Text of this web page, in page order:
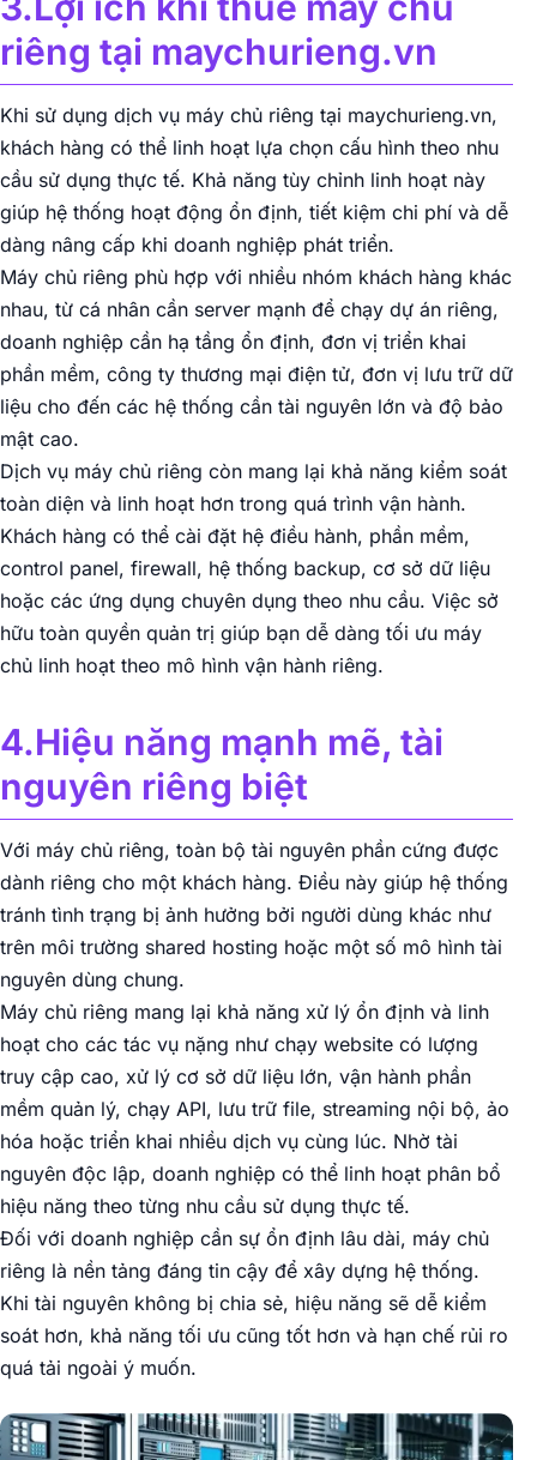
riêng tại maychurieng.vn
Khi sử dụng dịch vụ máy chủ riêng tại maychurieng.vn,
khách hàng có thể linh hoạt lựa chọn cấu hình theo nhu
cầu sử dụng thực tế. Khả năng tùy chỉnh linh hoạt này
giúp hệ thống hoạt động ổn định, tiết kiệm chi phí và dễ
dàng nâng cấp khi doanh nghiệp phát triển.
Máy chủ riêng phù hợp với nhiều nhóm khách hàng khác
nhau, từ cá nhân cần server mạnh để chạy dự án riêng,
doanh nghiệp cần hạ tầng ổn định, đơn vị triển khai
phần mềm, công ty thương mại điện tử, đơn vị lưu trữ dữ
liệu cho đến các hệ thống cần tài nguyên lớn và độ bảo
mật cao.
Dịch vụ máy chủ riêng còn mang lại khả năng kiểm soát
toàn diện và linh hoạt hơn trong quá trình vận hành.
Khách hàng có thể cài đặt hệ điều hành, phần mềm,
control panel, firewall, hệ thống backup, cơ sở dữ liệu
hoặc các ứng dụng chuyên dụng theo nhu cầu. Việc sở
hữu toàn quyền quản trị giúp bạn dễ dàng tối ưu máy
chủ linh hoạt theo mô hình vận hành riêng.
4.Hiệu năng mạnh mẽ, tài
nguyên riêng biệt
Với máy chủ riêng, toàn bộ tài nguyên phần cứng được
dành riêng cho một khách hàng. Điều này giúp hệ thống
tránh tình trạng bị ảnh hưởng bởi người dùng khác như
trên môi trường shared hosting hoặc một số mô hình tài
nguyên dùng chung.
Máy chủ riêng mang lại khả năng xử lý ổn định và linh
hoạt cho các tác vụ nặng như chạy website có lượng
truy cập cao, xử lý cơ sở dữ liệu lớn, vận hành phần
mềm quản lý, chạy API, lưu trữ file, streaming nội bộ, ảo
hóa hoặc triển khai nhiều dịch vụ cùng lúc. Nhờ tài
nguyên độc lập, doanh nghiệp có thể linh hoạt phân bổ
hiệu năng theo từng nhu cầu sử dụng thực tế.
Đối với doanh nghiệp cần sự ổn định lâu dài, máy chủ
riêng là nền tảng đáng tin cậy để xây dựng hệ thống.
Khi tài nguyên không bị chia sẻ, hiệu năng sẽ dễ kiểm
soát hơn, khả năng tối ưu cũng tốt hơn và hạn chế rủi ro
quá tải ngoài ý muốn.